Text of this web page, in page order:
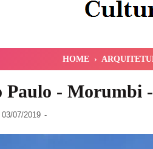
HOME ›
Paulo - Morumbi
03/07/2019